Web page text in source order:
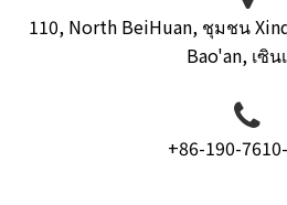
110, North BeiHuan, ชุมชน
Bao'an, เซิน
+86-190-